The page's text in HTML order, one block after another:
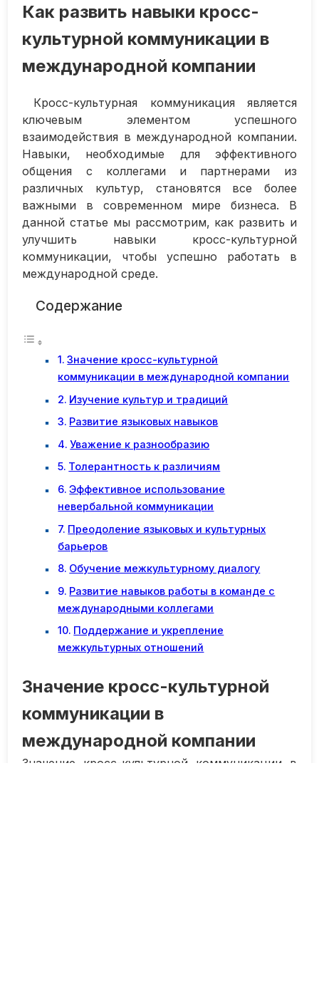
Как развить навыки кросс-
культурной коммуникации в
международной компании
Кросс-культурная коммуникация является
ключевым элементом успешного
взаимодействия в международной компании.
Навыки, необходимые для эффективного
общения с коллегами и партнерами из
различных культур, становятся все более
важными в современном мире бизнеса. В
данной статье мы рассмотрим, как развить и
улучшить навыки кросс-культурной
коммуникации, чтобы успешно работать в
международной среде.
Содержание
Значение кросс-культурной
коммуникации в международной компании
Изучение культур и традиций
Развитие языковых навыков
Уважение к разнообразию
Толерантность к различиям
Эффективное использование
невербальной коммуникации
Преодоление языковых и культурных
барьеров
Обучение межкультурному диалогу
Развитие навыков работы в команде с
международными коллегами
Поддержание и укрепление
межкультурных отношений
Значение кросс-культурной
коммуникации в
международной компании
Значение кросс-культурной коммуникации в